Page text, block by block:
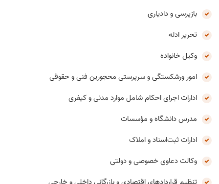
بازپرسی و دادياری
تحریر ادله
وکيل خانواده
امور ورشکستگی و سرپرستی محجورین فنی و حقوقی
ادارات اجرای احکام شامل موارد مدنی و کیفری
مدرس دانشگاه و مؤسسات
ادارات ثبت‌اسناد و املاک
وکالت دعاوی خصوصی و دولتی